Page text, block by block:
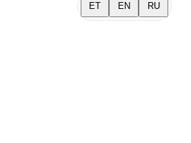
ET EN RU